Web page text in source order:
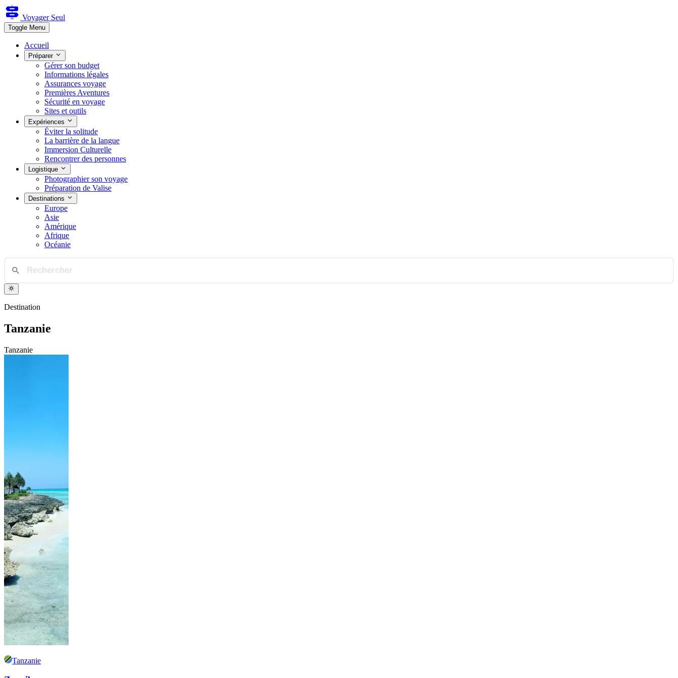
Voyager Seul
Toggle Menu
Accueil
Préparer
Gérer son budget
Informations légales
Assurances voyage
Premières Aventures
Sécurité en voyage
Sites et outils
Expériences
Éviter la solitude
La barrière de la langue
Immersion Culturelle
Rencontrer des personnes
Logistique
Photographier son voyage
Préparation de Valise
Destinations
Europe
Asie
Amérique
Afrique
Océanie
Destination
Tanzanie
Tanzanie
Tanzanie